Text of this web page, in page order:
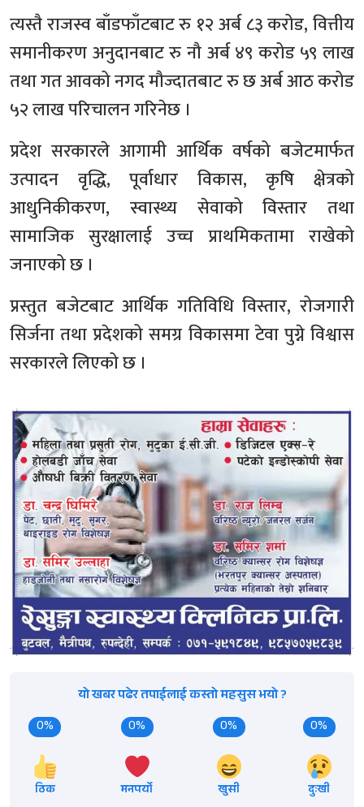
त्यस्तै राजस्व बाँडफाँटबाट रु १२ अर्ब ८३ करोड, वित्तीय
समानीकरण अनुदानबाट रु नौ अर्ब ४९ करोड ५९ लाख
तथा गत आवको नगद मौज्दातबाट रु छ अर्ब आठ करोड
५२ लाख परिचालन गरिनेछ ।
प्रदेश सरकारले आगामी आर्थिक वर्षको बजेटमार्फत
उत्पादन वृद्धि, पूर्वाधार विकास, कृषि क्षेत्रको
आधुनिकीकरण, स्वास्थ्य सेवाको विस्तार तथा
सामाजिक सुरक्षालाई उच्च प्राथमिकतामा राखेको
जनाएको छ ।
प्रस्तुत बजेटबाट आर्थिक गतिविधि विस्तार, रोजगारी
सिर्जना तथा प्रदेशको समग्र विकासमा टेवा पुग्ने विश्वास
सरकारले लिएको छ ।
यो खबर पढेर तपाईलाई कस्तो महसुस भयो ?
0%
ठिक
0%
मनपर्यो
0%
खुसी
0%
दुःखी